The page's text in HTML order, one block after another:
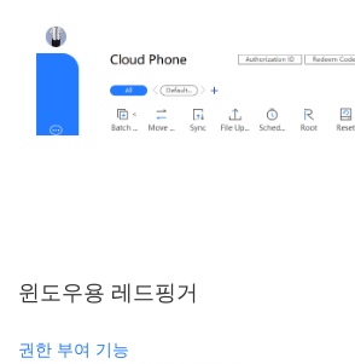
윈도우용 레드핑거
권한 부여 기능